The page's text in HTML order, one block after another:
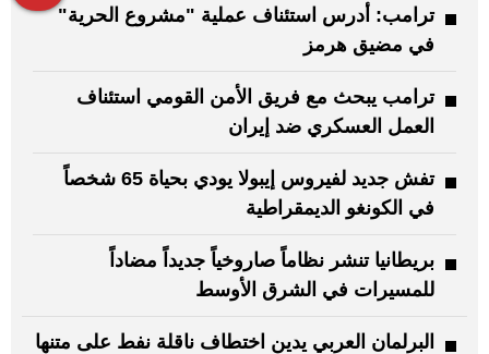
ترامب: ‏أدرس استئناف عملية "مشروع الحرية"
في مضيق هرمز
ترامب يبحث مع فريق الأمن القومي استئناف
العمل العسكري ضد إيران
تفش جديد لفيروس إيبولا يودي بحياة 65 شخصاً
في الكونغو الديمقراطية
بريطانيا تنشر نظاماً صاروخياً جديداً مضاداً
للمسيرات في الشرق الأوسط
البرلمان العربي يدين اختطاف ناقلة نفط على متنها